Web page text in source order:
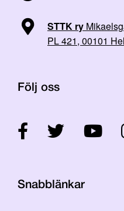
STTK ry
PL 421, 00101
Följ oss
Snabblänkar